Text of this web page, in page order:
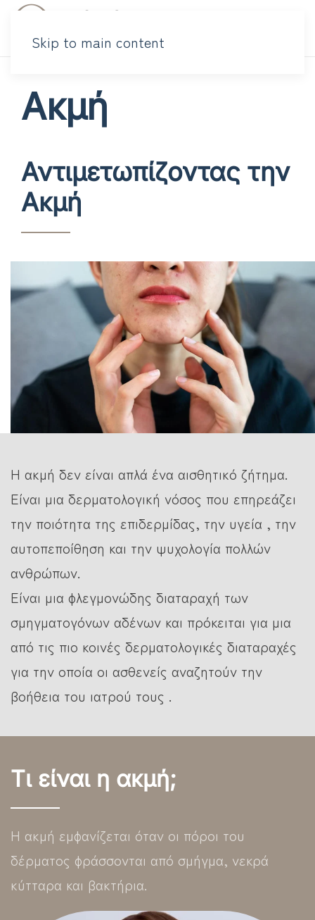
Skip to main content
Ακμή
Αντιμετωπίζοντας την
Ακμή
Η ακμή δεν είναι απλά ένα αισθητικό ζήτημα.
Είναι μια δερματολογική νόσος που επηρεάζει
την ποιότητα της επιδερμίδας, την υγεία , την
αυτοπεποίθηση και την ψυχολογία πολλών
ανθρώπων.
Είναι μια φλεγμονώδης διαταραχή των
σμηγματογόνων αδένων και πρόκειται για μια
από τις πιο κοινές δερματολογικές διαταραχές
για την οποία οι ασθενείς αναζητούν την
βοήθεια του ιατρού τους .
Τι είναι η ακμή;
Η ακμή εμφανίζεται όταν οι πόροι του
δέρματος φράσσονται από σμήγμα, νεκρά
κύτταρα και βακτήρια.